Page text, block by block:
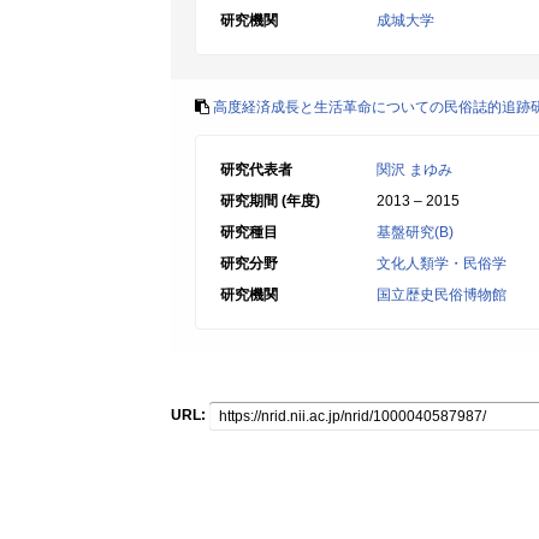
研究機関 成城大学
高度経済成長と生活革命についての民俗誌的追跡
研究代表者
関沢 まゆみ
研究期間 (年度)
2013 – 2015
研究種目
基盤研究(B)
研究分野
文化人類学・民俗学
研究機関
国立歴史民俗博物館
URL: